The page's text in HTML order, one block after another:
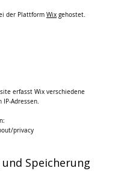
der Plattform Wix gehostet.
erfasst Wix verschiedene
IP-Adressen.
privacy
Speicherung